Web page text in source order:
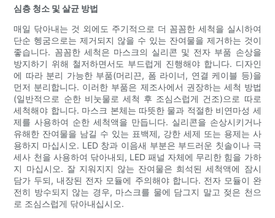
심층 청소 및 살균 방법
매일 닦아내는 것 외에도 주기적으로 더 꼼꼼한 세척을 실시하여
단순 헹굼으로는 제거되지 않을 수 있는 잔여물을 제거하는 것이
좋습니다. 꼼꼼한 세척은 마스크의 실리콘 및 전자 부품 손상을
방지하기 위해 철저하면서도 부드럽게 진행해야 합니다. 디자인
에 따라 분리 가능한 부품(머리끈, 폼 라이너, 연결 케이블 등)을
먼저 분리합니다. 이러한 부품은 제조사에서 권장하는 세척 방법
(일반적으로 순한 비눗물로 세척 후 조심스럽게 건조)으로 따로
세척해야 합니다. 마스크 본체는 따뜻한 물과 적절한 비연마성 세
제를 사용하여 순한 세척액을 만듭니다. 실리콘을 손상시키거나
유해한 잔여물을 남길 수 있는 표백제, 강한 세제 ​​또는 용제는 사
용하지 마십시오. LED 창과 이음새 부분은 부드러운 칫솔이나 극
세사 천을 사용하여 닦아내되, LED 패널 자체에 무리한 힘을 가하
지 마십시오. 잘 지워지지 않는 잔여물은 희석된 세척액에 잠시
담가 두되, 내장된 전자 모듈에 주의해야 합니다. 전자 모듈이 완
전히 방수되지 않는 경우, 마스크를 물에 담그지 말고 젖은 천으
로 조심스럽게 닦아내십시오.